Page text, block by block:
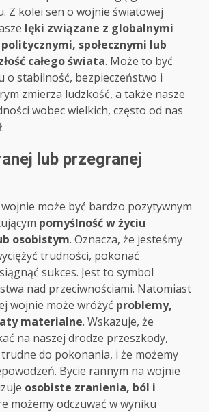
Z kolei sen o wojnie światowej
lęki związane z globalnymi
społecznymi lub
całego świata. Może to być
o stabilność, bezpieczeństwo i
zmierza ludzkość, a także nasze
wobec wielkich, często od nas
lub przegranej
może być bardzo pozytywnym
pomyślność w życiu
osobistym. Oznacza, że jesteśmy
trudności, pokonać
sukces. Jest to symbol
nad przeciwnościami. Natomiast
wojnie może wróżyć problemy,
materialne. Wskazuje, że
na naszej drodze przeszkody,
do pokonania, i że możemy
Bycie rannym na wojnie
osobiste zranienia, ból i
możemy odczuwać w wyniku